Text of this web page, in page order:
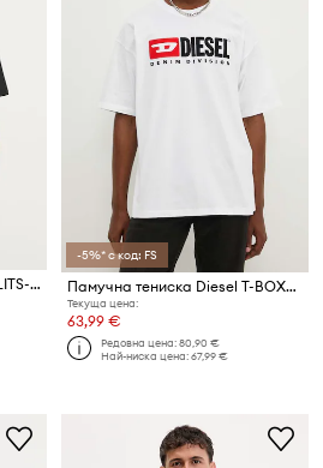
Тениска Diesel T-ADJUST-SLITS-R17 T-SHIRT
-5%* с код: FS
Памучна тениска Diesel T-BOXT-DIV
Текуща цена:
63,99 €
Редовна цена:80,90 €
Най-ниска цена:67,99 €